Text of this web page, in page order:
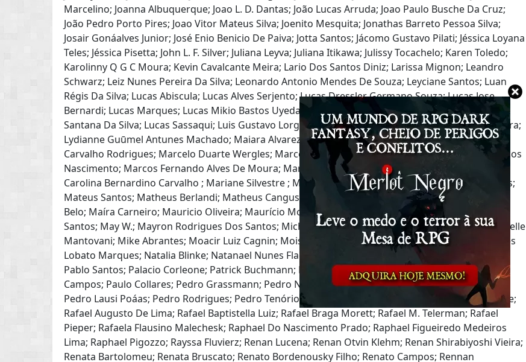
Marcelino; Joanna Albuquerque; Joao L. D. Dantas; João Lucas Arruda; Joao Paulo Busche Da Cruz;
João Pedro Porto Pires; Joao Vitor Mateus Silva; Joenito Mesquita; Jonathas Barreto Pessoa Silva;
Josair Gonáalves Junior; José Enio Benicio De Paiva; Jotta Santos; Jácomo Gustavo Pilati; Jéssica Loyana
Teles; Jéssica Pisetta; John L. F. Silver; Juliana Leyva; Juliana Itikawa; Julissy Tocachelo; Karen Toledo;
Karolinny Q G C Moura; Kevin Cavalcante Meira; Lario Dos Santos Diniz; Larissa Mignon; Leandro
Schwarz; Leiz Nunes Pereira Da Silva; Leonardo Antonio Mendes De Souza; Leyciane Santos; Luan
Régis Da Silva; Lucas Abiscula; Lucas Alves Serjento; Lucas Dressler Germano Souza; Lucas Jose
Bernardi; Lucas Marques; Lucas Mikio Bastos Uyeda; Lucas Rodrigues Oliveira; Lucas Rosa; Lucas
Santana Da Silva; Lucas Sassaqui; Luis Gustavo Lorgus Decker; Luiz Fernando Fagundes; Luiza Dutra;
Lydianne Guūmel Antunes Machado; Maiara Alvarez; Marcela Rausch; Marcelo Rebelo; Marcelo
Carvalho Rodrigues; Marcelo Duarte Wergles; Marcelo Miyoshi; Marcelo Santana Do Amaral; Marcos
Nascimento; Marcos Fernando Alves De Moura; Marcos Souza De Araujo; Marcos Vinicius; Maria
Carolina Bernardino Carvalho ; Mariane Silvestre ; Marilia Castro; Marina Bruxel; Marina Melo Pires;
Mateus Santos; Matheus Berlandi; Matheus Cangussu; Matheus Lamper; Matheus Nery; Mattheus
Belo; Maíra Carneiro; Mauricio Oliveira; Maurício Moura Costa; Maurício Juchum; Maxwell Rocha
Santos; May W.; Mayron Rodrigues Dos Santos; Michele Gomes; Michelle Gontijio Rodrigues; Michelle
Mantovani; Mike Abrantes; Moacir Luiz Cagnin; Moises Almeida; Mônica De Faria; Murilo Fernandes
Lobato Marques; Natalia Blinke; Natanael Nunes Flach; Neuber Jone; Ńguida Lucena; Pablo Laner;
Pablo Santos; Palacio Corleone; Patrick Buchmann; Paulo Alexsandro De Andrade Campos; Paulo
Campos; Paulo Collares; Pedro Grassmann; Pedro Nascimento; Pedro Henrique Wieck Gonáalves;
Pedro Lausi Poáas; Pedro Rodrigues; Pedro Tenório; Pedro Vinicius Da Silva Militao; Priscila Barone;
Rafael Augusto De Lima; Rafael Baptistella Luiz; Rafael Braga Morett; Rafael M. Telerman; Rafael
Pieper; Rafaela Flausino Malechesk; Raphael Do Nascimento Prado; Raphael Figueiredo Medeiros
Lima; Raphael Pigozzo; Rayssa Fluvierz; Renan Lucena; Renan Otvin Klehm; Renan Shirabiyoshi Vieira;
Renata Bartolomeu; Renata Bruscato; Renato Bordenousky Filho; Renato Campos; Rennan